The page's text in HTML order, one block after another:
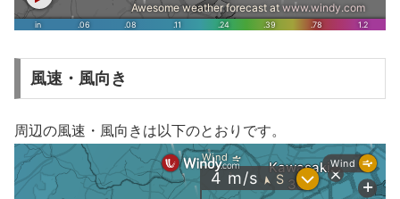
風速・風向き
周辺の風速・風向きは以下のとおりです。